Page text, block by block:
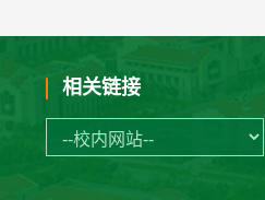
相关链接